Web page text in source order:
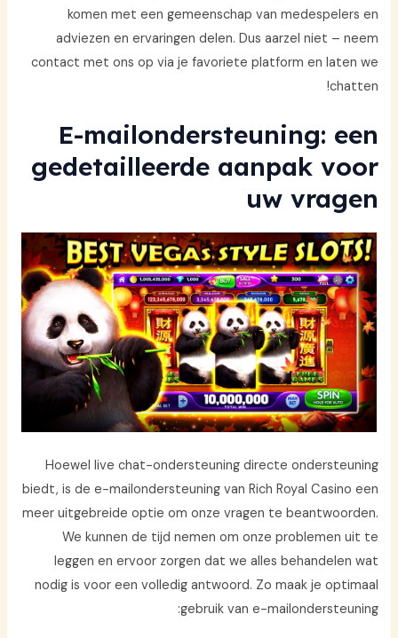
komen met een gemeenschap van medespelers en
adviezen en ervaringen delen. Dus aarzel niet – neem
contact met ons op via je favoriete platform en laten we
chatten!
E-mailondersteuning: een
gedetailleerde aanpak voor
uw vragen
Hoewel live chat-ondersteuning directe ondersteuning
biedt, is de e-mailondersteuning van Rich Royal Casino een
meer uitgebreide optie om onze vragen te beantwoorden.
We kunnen de tijd nemen om onze problemen uit te
leggen en ervoor zorgen dat we alles behandelen wat
nodig is voor een volledig antwoord. Zo maak je optimaal
gebruik van e-mailondersteuning: